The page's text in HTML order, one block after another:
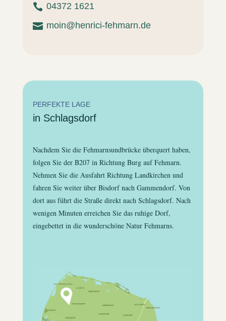
 04372 1621
 moin@henrici-fehmarn.de
PERFEKTE LAGE
in Schlagsdorf
Nachdem Sie die Fehmarnsundbrücke überquert haben,
folgen Sie der B207 in Richtung Burg auf Fehmarn.
Nehmen Sie die Ausfahrt Richtung Landkirchen und
fahren Sie weiter über Bisdorf nach Gammendorf. Von
dort aus führt die Straße direkt nach Schlagsdorf. Nach
wenigen Minuten erreichen Sie das ruhige Dorf,
eingebettet in die wunderschöne Natur Fehmarns.